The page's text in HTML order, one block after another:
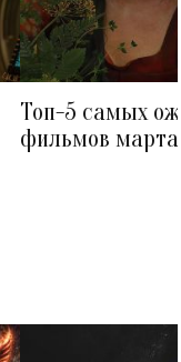
Топ-5 самых
фильмов